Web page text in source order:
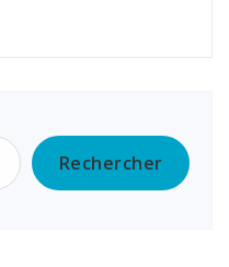
Rechercher